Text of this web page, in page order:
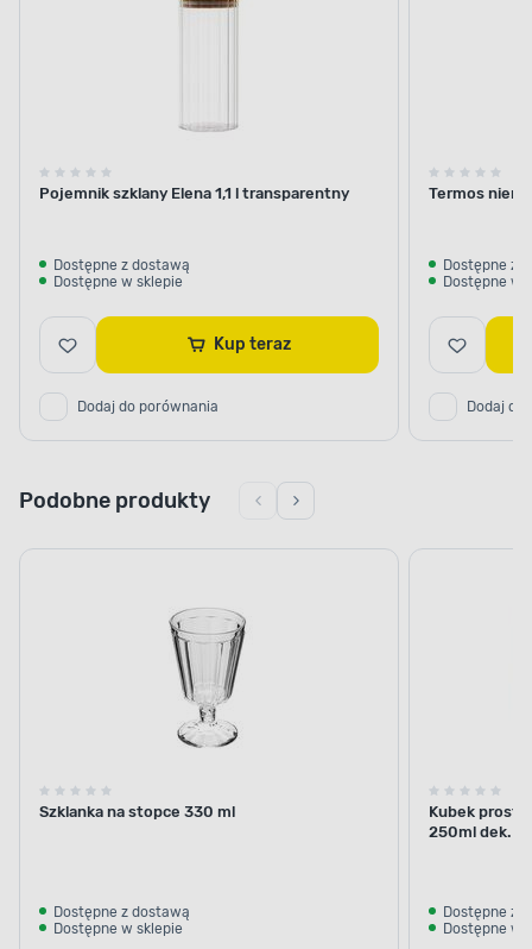
Pojemnik szklany Elena 1,1 l transparentny
Dostępne z dostawą
Dostępne w sklepie
Kup teraz
Dodaj do porównania
Termos
Dostępne z
Dostępne w
Dodaj do
Podobne produkty
Szklanka na stopce 330 ml
Dostępne z dostawą
Dostępne w sklepie
Kubek prosty
250ml dek.
Dostępne z
Dostępne w